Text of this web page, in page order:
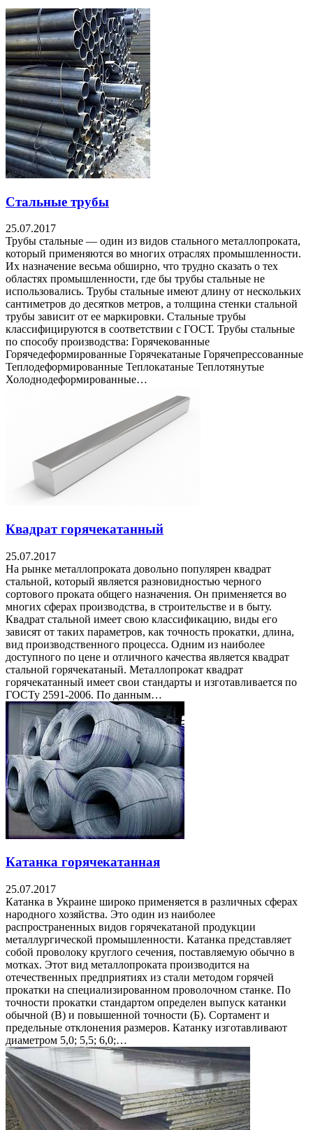
Стальные трубы
25.07.2017
Трубы стальные — один из видов стального металлопроката,
который применяются во многих отраслях промышленности.
Их назначение весьма обширно, что трудно сказать о тех
областях промышленности, где бы трубы стальные не
использовались. Трубы стальные имеют длину от нескольких
сантиметров до десятков метров, а толщина стенки стальной
трубы зависит от ее маркировки. Стальные трубы
классифицируются в соответствии с ГОСТ. Трубы стальные
по способу производства: Горячекованные
Горячедеформированные Горячекатаные Горячепрессованные
Теплодеформированные Теплокатаные Теплотянутые
Холоднодеформированные…
Квадрат горячекатанный
25.07.2017
На рынке металлопроката довольно популярен квадрат
стальной, который является разновидностью черного
сортового проката общего назначения. Он применяется во
многих сферах производства, в строительстве и в быту.
Квадрат стальной имеет свою классификацию, виды его
зависят от таких параметров, как точность прокатки, длина,
вид производственного процесса. Одним из наиболее
доступного по цене и отличного качества является квадрат
стальной горячекатаный. Металлопрокат квадрат
горячекатанный имеет свои стандарты и изготавливается по
ГОСТу 2591-2006. По данным…
Катанка горячекатанная
25.07.2017
Катанка в Украине широко применяется в различных сферах
народного хозяйства. Это один из наиболее
распространенных видов горячекатаной продукции
металлургической промышленности. Катанка представляет
собой проволоку круглого сечения, поставляемую обычно в
мотках. Этот вид металлопроката производится на
отечественных предприятиях из стали методом горячей
прокатки на специализированном проволочном станке. По
точности прокатки стандартом определен выпуск катанки
обычной (В) и повышенной точности (Б). Сортамент и
предельные отклонения размеров. Катанку изготавливают
диаметром 5,0; 5,5; 6,0;…